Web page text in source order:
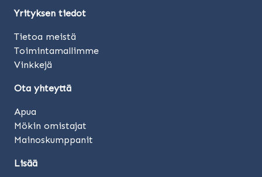
Yrityksen tiedot
Tietoa meistä
Toimintamallimme
Vinkkejä
Ota yhteyttä
Apua
Mökin omistajat
Mainoskumppanit
Lisää